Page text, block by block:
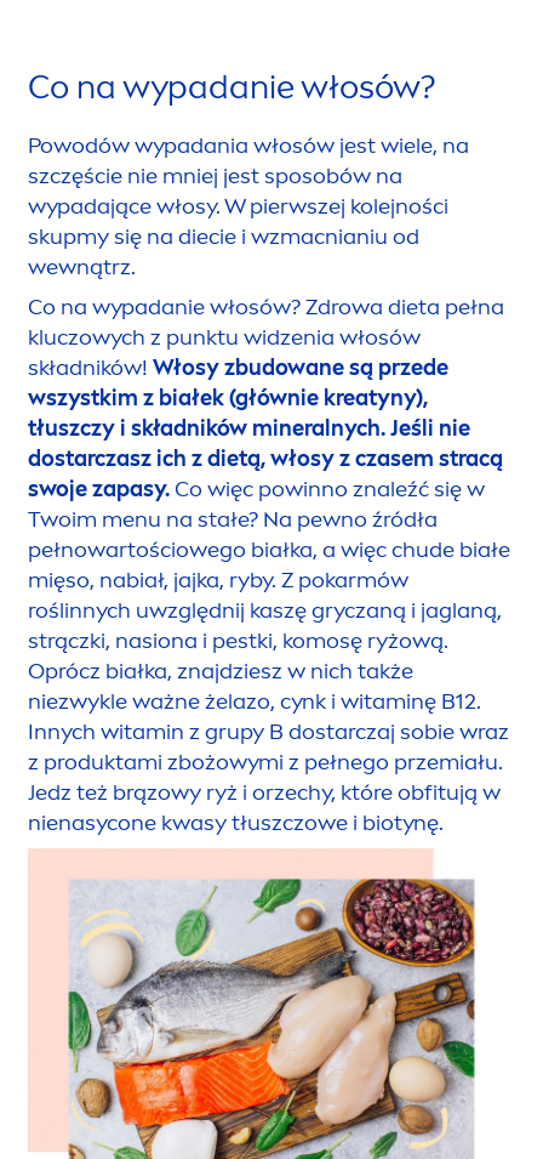
Co na wypadanie włosów?
Powodów wypadania włosów jest wiele, na
szczęście nie mniej jest sposobów na
wypadające włosy. W pierwszej kolejności
skupmy się na diecie i wzmacnianiu od
wewnątrz.
Co na wypadanie włosów? Zdrowa dieta pełna
kluczowych z punktu widzenia włosów
składników! Włosy zbudowane są przede
wszystkim z białek (głównie kreatyny),
tłuszczy i składników mineralnych. Jeśli nie
dostarczasz ich z dietą, włosy z czasem stracą
swoje zapasy. Co więc powinno znaleźć się w
Twoim menu na stałe? Na pewno źródła
pełnowartościowego białka, a więc chude białe
mięso, nabiał, jajka, ryby. Z pokarmów
roślinnych uwzględnij kaszę gryczaną i jaglaną,
strączki, nasiona i pestki, komosę ryżową.
Oprócz białka, znajdziesz w nich także
niezwykle ważne żelazo, cynk i witaminę B12.
Innych witamin z grupy B dostarczaj sobie wraz
z produktami zbożowymi z pełnego przemiału.
Jedz też brązowy ryż i orzechy, które obfitują w
nienasycone kwasy tłuszczowe i biotynę.